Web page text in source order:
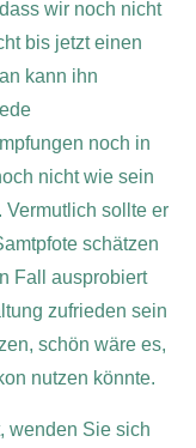
wir noch nicht
bis jetzt einen
kann ihn
noch in
nicht wie sein
Vermutlich sollte er
schätzen
Fall ausprobiert
zufrieden sein
schön wäre es,
nutzen könnte.
wenden Sie sich